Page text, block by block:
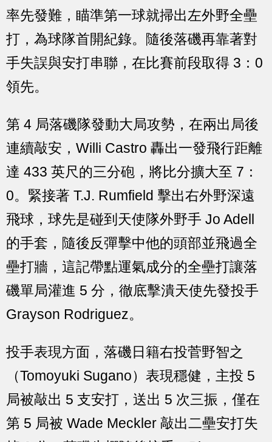
率先發難，瞄準第一球就掃出左外野全壘
打，為球隊首開紀錄。隨後落磯再靠著對
手失誤與安打串聯，在比賽前段取得 3：0
領先。
第 4 局落磯隊發動大局攻勢，在兩出局後
連續敲安，Willi Castro 轟出一發飛行距離
達 433 英尺的三分砲，將比分擴大至 7：
0。緊接著 T.J. Rumfield 擊出右外野深遠
飛球，球先是碰到天使隊外野手 Jo Adell
的手套，隨後反彈擊中他的頭部並飛過全
壘打牆，這記帶點運氣成分的全壘打讓落
磯單局灌進 5 分，徹底擊潰天使先發投手
Grayson Rodriguez。
投手表現方面，落磯日籍右投菅野智之
（Tomoyuki Sugano）表現穩健，主投 5
局被敲出 5 支安打，送出 5 次三振，僅在
第 5 局被 Wade Meckler 敲出二壘安打失